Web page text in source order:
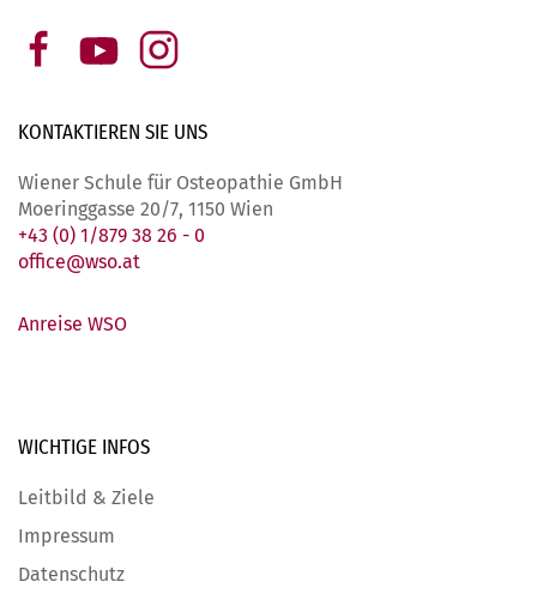
KONTAKTIEREN SIE UNS
Wiener Schule für Osteopathie GmbH
Moeringgasse 20/7, 1150 Wien
+43 (0) 1/879 38 26 - 0
office@wso.at
Anreise WSO
WICHTIGE INFOS
Leitbild & Ziele
Impressum
Datenschutz